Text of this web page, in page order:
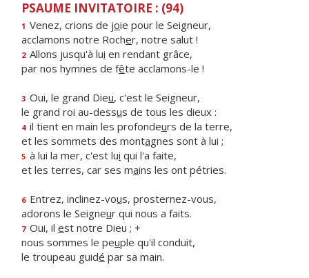
PSAUME INVITATOIRE : (94)
1 Venez, crions de joie pour le Seigneur,
acclamons notre Rocher, notre salut !
2 Allons jusqu'à lui en rendant grâce,
par nos hymnes de fête acclamons-le !
3 Oui, le grand Dieu, c'est le Seigneur,
le grand roi au-dessus de tous les dieux :
4 il tient en main les profondeurs de la terre,
et les sommets des montagnes sont à lui ;
5 à lui la mer, c'est lui qui l'a faite,
et les terres, car ses mains les ont pétries.
6 Entrez, inclinez-vous, prosternez-vous,
adorons le Seigneur qui nous a faits.
7 Oui, il est notre Dieu ; +
nous sommes le peuple qu'il conduit,
le troupeau guidé par sa main.